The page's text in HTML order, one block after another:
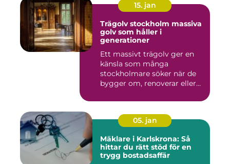
15. jan
Trägolv stockholm massiva
golv som håller i
generationer
Ett massivt trägolv ger en
känsla som många
stockholmare söker när de
bygger om, renoverar eller
05. jan
Mäklare i Karlskrona: Så
hittar du rätt stöd för en
trygg bostadsaffär